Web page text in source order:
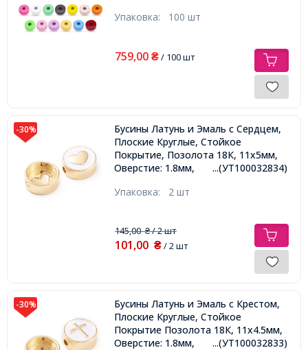
Упаковка: 100 шт
759,00 ₴/ 100 шт
-30%
Бусины Латунь и Эмаль с Сердцем,
Плоские Круглые, Стойкое
Покрытие, Позолота 18К, 11х5мм,
Оверстие: 1.8мм,
...(УТ100032834)
Упаковка: 2 шт
145,00₴/ 2 шт
101,00 ₴/ 2 шт
-30%
Бусины Латунь и Эмаль с Крестом,
Плоские Круглые, Стойкое
Покрытие Позолота 18К, 11х4.5мм,
Оверстие: 1.8мм,
...(УТ100032833)